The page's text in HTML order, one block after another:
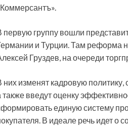
первую группу вошли
и Турции. Там реформа
Груздев, на очереди
них изменят кадровую
также введут оценку
единую систему
В идеале речь идет